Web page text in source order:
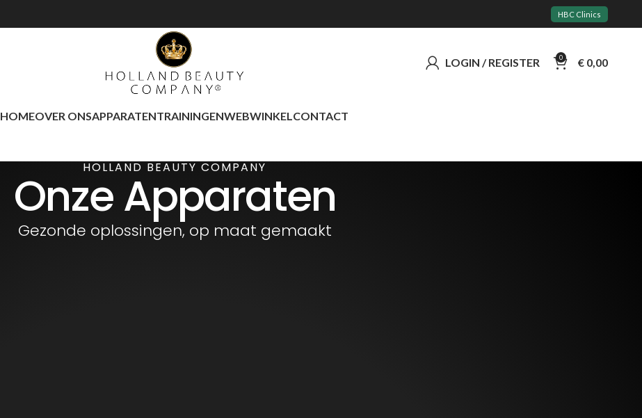
HBC Clinics
LOGIN / REGISTER 0 € 0,00
HOMEOVER ONSAPPARATENTRAININGENWEBWINKEL CONTACT
HOLLAND BEAUTY COMPANY
Onze Apparaten
Gezonde oplossingen, op maat gemaakt